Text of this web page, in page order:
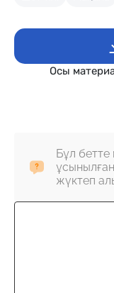
Осы
Бұл
жүктеп